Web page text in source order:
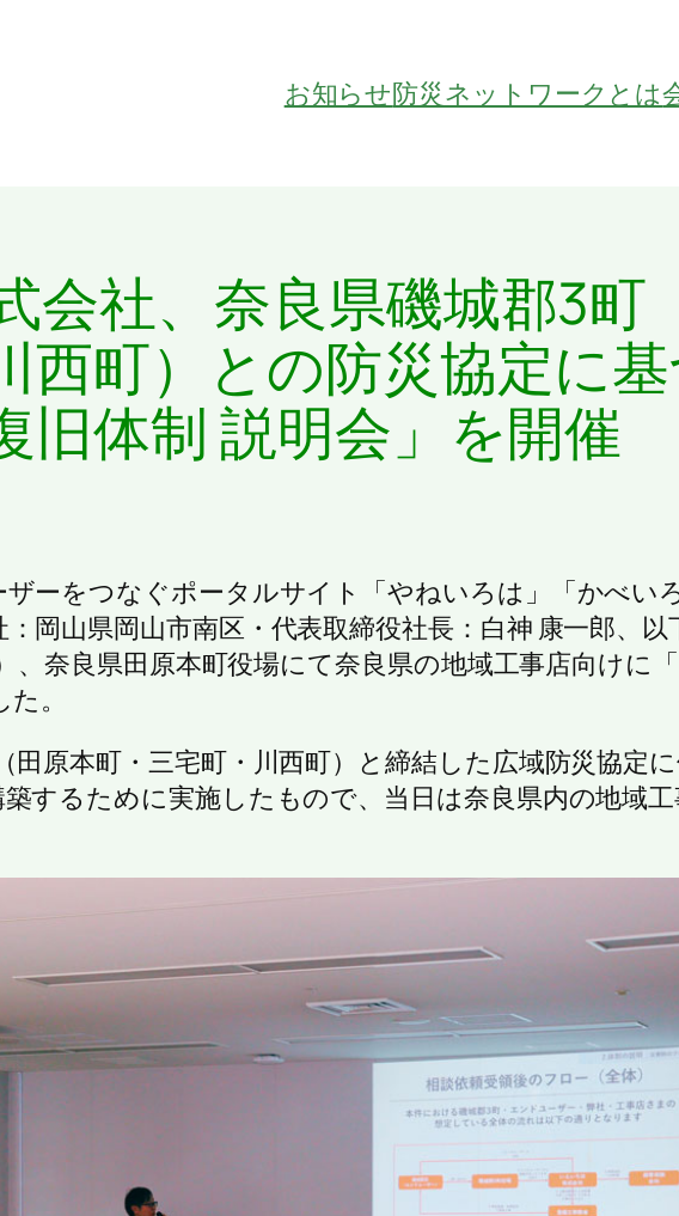
お知らせ防災ネットワークとは
会社、奈良県磯城郡3町
西町）との防災協定に基
旧体制 説明会」を開催
ーをつなぐポータルサイト「やねいろは」「かべい
岡山県岡山市南区・代表取締役社長：白神 康一郎、以
奈良県田原本町役場にて奈良県の地域工事店向けに
。
田原本町・三宅町・川西町）と締結した広域防災協定
するために実施したもので、当日は奈良県内の地域